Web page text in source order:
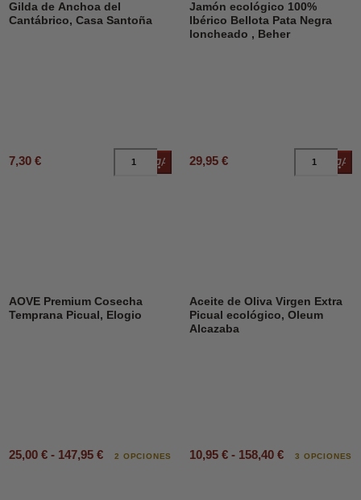
Gilda de Anchoa del
Cantábrico, Casa Santoña
7,30 € Añadir al carrito
Jamón ecológico 100%
Ibérico Bellota Pata Negra
loncheado , Beher
29,95 €
AOVE Premium Cosecha
Temprana Picual, Elogio
25,00 € - 147,95 € 2 OPCIONES
Aceite de Oliva Virgen Extra
Picual ecológico, Oleum
Alcazaba
10,95 € - 158,40 € 3 OPCIONES